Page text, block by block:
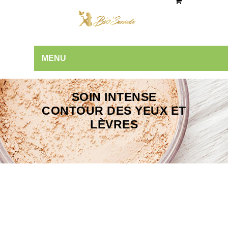
MENU
SOIN INTENSE
CONTOUR DES YEUX ET
LÈVRES